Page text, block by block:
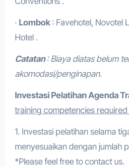
· Lombok: Favehotel, Novotel
Hotel .
Catatan: Biaya diatas belum
akomodasi/penginapan.
Investasi Pelatihan Agenda
training competencies
1. Investasi pelatihan selama
menyesuaikan dengan jumlah
*Please feel free to contact us.